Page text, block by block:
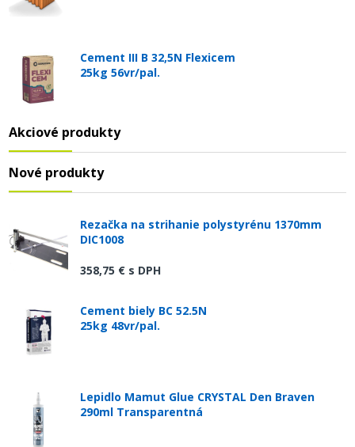
Cement III B 32,5N Flexicem
25kg 56vr/pal.
Akciové produkty
Nové produkty
Rezačka na strihanie polystyrénu 1370mm
DIC1008
358,75 € s DPH
Cement biely BC 52.5N
25kg 48vr/pal.
Lepidlo Mamut Glue CRYSTAL Den Braven
290ml Transparentná